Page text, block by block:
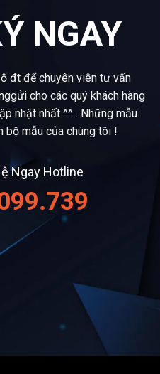
NGAY
đt để chuyên viên tư vấn
cho các quý khách hàng
nhật nhất ^^ . Những mẫu
bộ mẫu của chúng tôi !
Ngay Hotline